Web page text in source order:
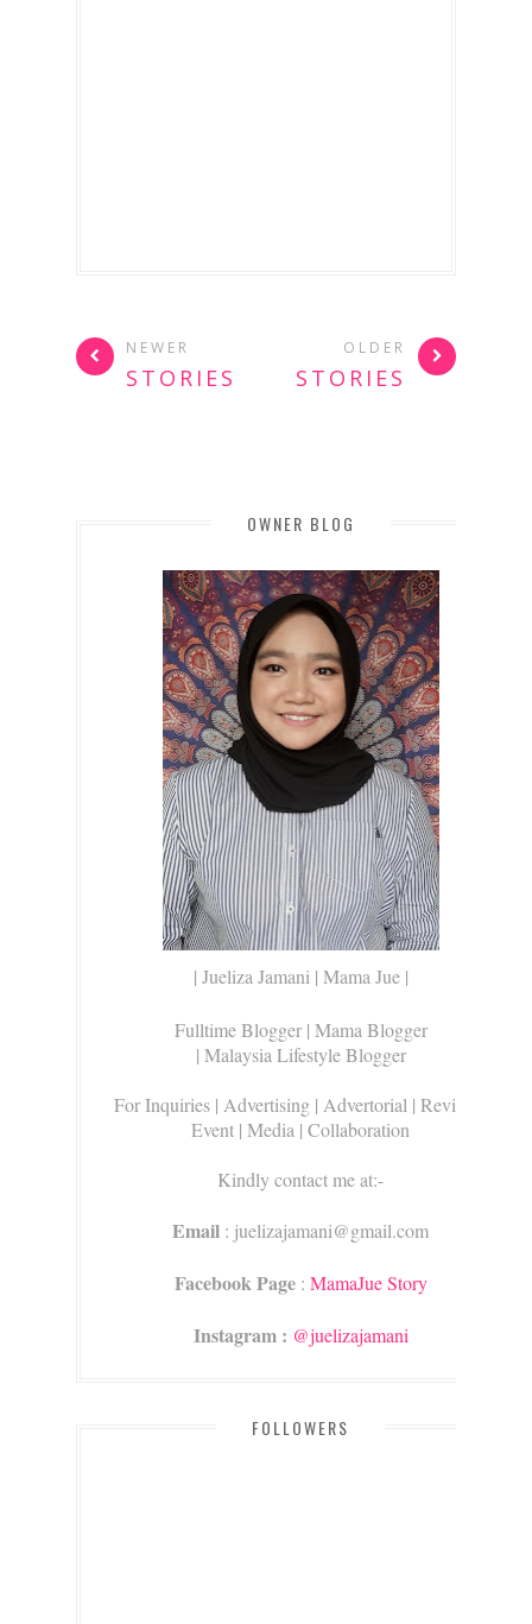
NEWER
STORIES
OLDER
STORIES
OWNER BLOG
| Jueliza Jamani | Mama Jue |
Fulltime Blogger | Mama Blogger
| Malaysia Lifestyle Blogger
For Inquiries | Advertising | Advertorial | Review |
Event | Media | Collaboration
Kindly contact me at:-
Email : juelizajamani@gmail.com
Facebook Page: MamaJue Story
Instagram : @juelizajamani
FOLLOWERS